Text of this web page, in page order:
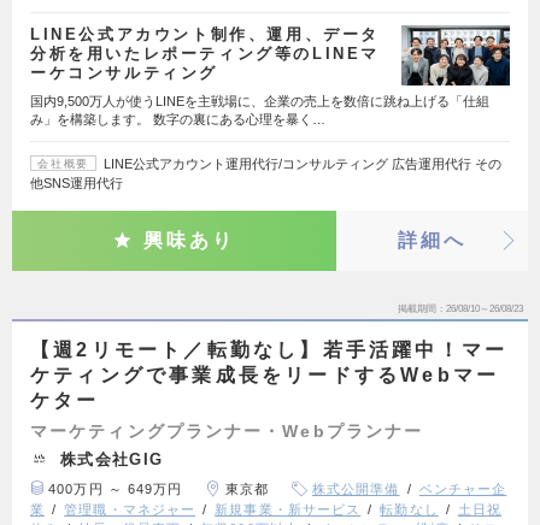
LINE公式アカウント制作、運用、データ
分析を用いたレポーティング等のLINEマ
ーケコンサルティング
国内9,500万人が使うLINEを主戦場に、企業の売上を数倍に跳ね上げる「仕組
み」を構築します。 数字の裏にある心理を暴く…
会社概要
LINE公式アカウント運用代行/コンサルティング 広告運用代行 その
他SNS運用代行
興味あり 詳細へ
掲載期間 26/08/10～26/08/23
【週2リモート／転勤なし】若手活躍中！マー
ケティングで事業成長をリードするWebマー
ケター
マーケティングプランナー・Webプランナー
株式会社GIG
400万円 ～ 649万円 東京都 株式公開準備
ベンチャー企
業
管理職・マネジャー 新規事業・新サービス 転勤なし
土日祝